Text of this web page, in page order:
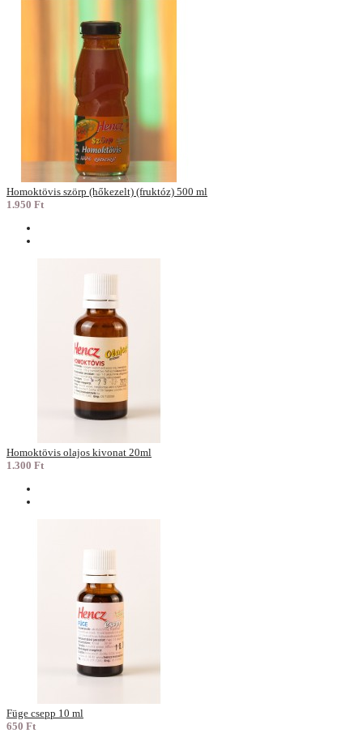
Homoktövis szörp (hőkezelt) (fruktóz) 500 ml
1.950 Ft
Homoktövis olajos kivonat 20ml
1.300 Ft
Füge csepp 10 ml
650 Ft